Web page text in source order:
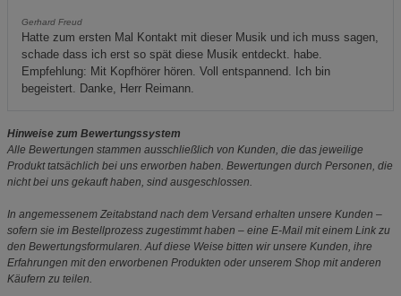
Gerhard Freud
Hatte zum ersten Mal Kontakt mit dieser Musik und ich muss sagen,
schade dass ich erst so spät diese Musik entdeckt. habe.
Empfehlung: Mit Kopfhörer hören. Voll entspannend. Ich bin
begeistert. Danke, Herr Reimann.
Hinweise zum Bewertungssystem
Alle Bewertungen stammen ausschließlich von Kunden, die das jeweilige
Produkt tatsächlich bei uns erworben haben. Bewertungen durch Personen, die
nicht bei uns gekauft haben, sind ausgeschlossen.
In angemessenem Zeitabstand nach dem Versand erhalten unsere Kunden –
sofern sie im Bestellprozess zugestimmt haben – eine E-Mail mit einem Link zu
den Bewertungsformularen. Auf diese Weise bitten wir unsere Kunden, ihre
Erfahrungen mit den erworbenen Produkten oder unserem Shop mit anderen
Käufern zu teilen.